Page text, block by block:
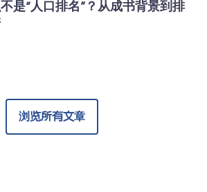
是“人口排名”？从成书背景到排
浏览所有文章